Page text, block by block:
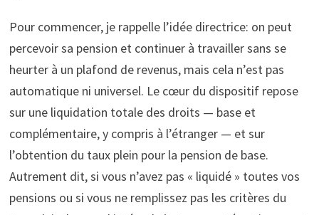
Pour commencer, je rappelle l’idée directrice: on peut
percevoir sa pension et continuer à travailler sans se
heurter à un plafond de revenus, mais cela n’est pas
automatique ni universel. Le cœur du dispositif repose
sur une liquidation totale des droits — base et
complémentaire, y compris à l’étranger — et sur
l’obtention du taux plein pour la pension de base.
Autrement dit, si vous n’avez pas « liquidé » toutes vos
pensions ou si vous ne remplissez pas les critères du